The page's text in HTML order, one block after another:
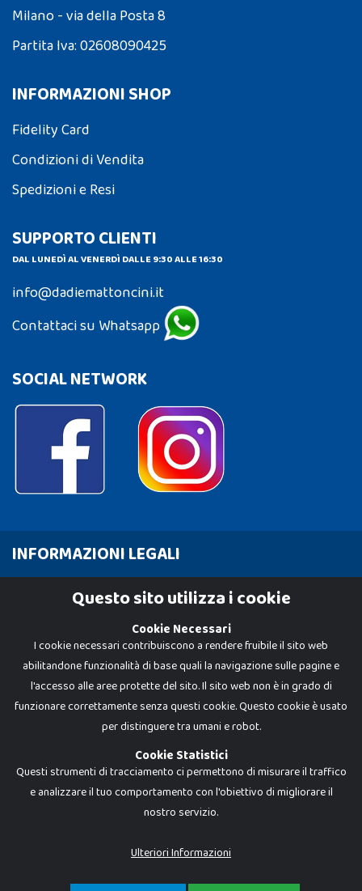
Milano - via della Posta 8
Partita Iva: 02608090425
INFORMAZIONI SHOP
Fidelity Card
Condizioni di Vendita
Spedizioni e Resi
SUPPORTO CLIENTI
DAL LUNEDÌ AL VENERDÌ DALLE 9:30 ALLE 16:30
info@dadiemattoncini.it
Contattaci su Whatsapp
SOCIAL NETWORK
INFORMAZIONI LEGALI
Cookie Policy
Dadi e Mattoncini è un brand di Giocabene Srl. Ogni riproduzione o utilizzo non
I prezzi e le promozioni pubblicate potrebbero differire da quanto esposto in
Questo sito utilizza i cookie
Cookie Necessari
I cookie necessari contribuiscono a rendere fruibile il sito web
abilitandone funzionalità di base quali la navigazione sulle pagine e
l'accesso alle aree protette del sito. Il sito web non è in grado di
funzionare correttamente senza questi cookie. Questo cookie è usato
per distinguere tra umani e robot.
Cookie Statistici
Questi strumenti di tracciamento ci permettono di misurare il traffico
e analizzare il tuo comportamento con l'obiettivo di migliorare il
nostro servizio.
Ulteriori Informazioni